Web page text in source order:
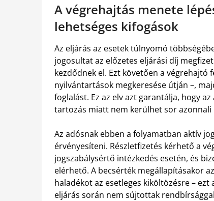
A végrehajtás menete
lehetséges kifogások
Az eljárás az esetek túlnyomó
jogosultat az előzetes eljárási díj
kezdődnek el. Ezt követően a végrehajtó
nyilvántartások megkeresése útján –,
foglalást. Ez az elv azt garantálja, hogy
tartozás miatt nem kerülhet sor azonnali
Az adósnak ebben a folyamatban aktív
érvényesíteni. Részletfizetés kérhető a
jogszabálysértő intézkedés esetén, és
elérhető. A becsérték megállapításakor
haladékot az esetleges kiköltözésre –
eljárás során nem sújtottak